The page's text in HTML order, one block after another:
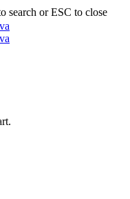
search or ESC to close